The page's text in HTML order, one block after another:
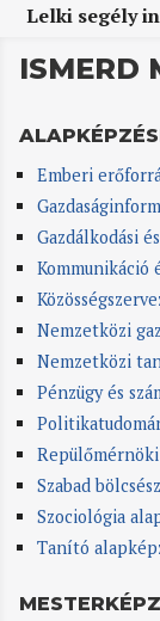
Lelki segély
ISMERD
Emberi
Gazdálkodási
Kommunikáció
Nemzetközi
Nemzetközi
Pénzügy és
Szabad
Szociológia
Tanító